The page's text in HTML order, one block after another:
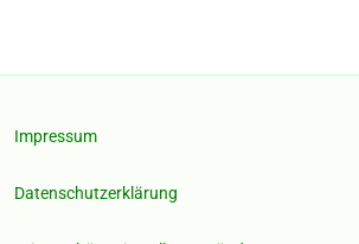
Impressum
Datenschutzerklärung